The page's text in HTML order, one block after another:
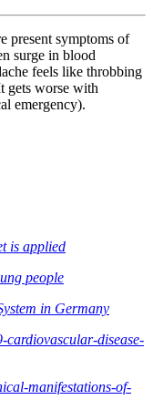
present symptoms of
surge in blood
feels like throbbing
gets worse with
emergency).
is applied
people
in Germany
disease-
manifestations-of-